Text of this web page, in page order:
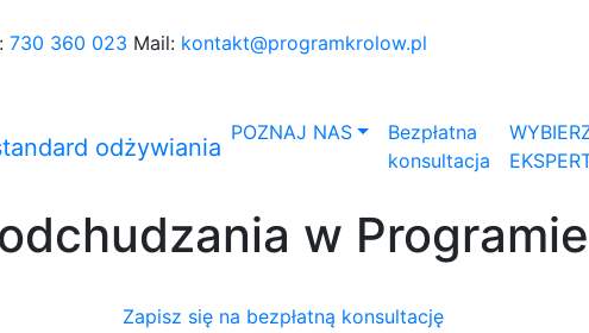
730 360 023 Mail: kontakt@programkrolow.pl
POZNAJ NAS
Bezpłatna
konsultacja
w
Zapisz się na bezpłatną konsultację